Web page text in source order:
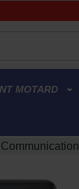
MOTARD
Communication